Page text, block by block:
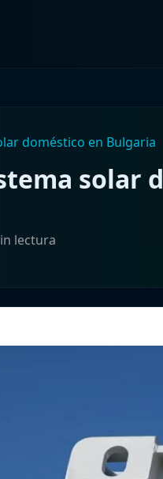
doméstico en Bulgaria
solar
lectura